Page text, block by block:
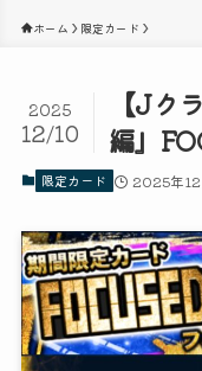
ホーム 限定カード
【Jク
編』
2025
12/10
限定カード 2025年12